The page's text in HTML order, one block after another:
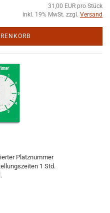
31,00 EUR pro Stück
inkl. 19% MwSt. zzgl. Versand
Platznummer
1 Std.